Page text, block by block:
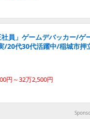
社員」ゲームデバッカー/ゲ
/20代30代活躍中/稲城市押
円～32万2,500円